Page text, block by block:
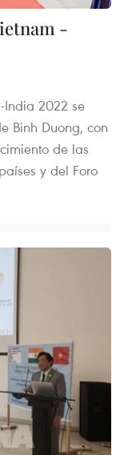
-
India 2022 se
Binh Duong, con
de las
y del Foro